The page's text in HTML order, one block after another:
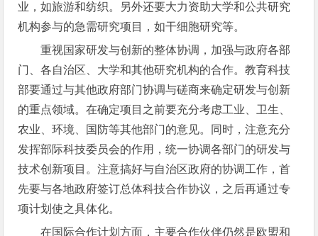
业，如旅游和纺织。另外还要大力资助大学和公共研究
机构参与的急需研究项目，如干细胞研究等。
重视国家研发与创新的整体协调，加强与政府各部
门、各自治区、大学和其他研究机构的合作。教育科技
部要通过与其他政府部门协调与磋商来确定研发与创新
的重点领域。在确定项目之前要充分考虑工业、卫生、
农业、环境、国防等其他部门的意见。同时，注意充分
发挥部际科技委员会的作用，统一协调各部门的研发与
技术创新项目。注意搞好与自治区政府的协调工作，首
先要与各地政府签订总体科技合作协议，之后再通过专
项计划使之具体化。
在国际合作计划方面，主要合作伙伴仍然是欧盟和